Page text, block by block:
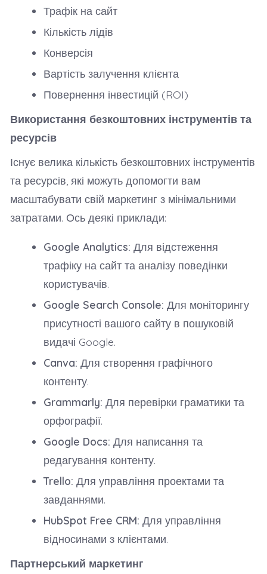
Трафік на сайт
Кількість лідів
Конверсія
Вартість залучення клієнта
Повернення інвестицій (ROI)
Використання безкоштовних інструментів та
ресурсів
Існує велика кількість безкоштовних інструментів
та ресурсів, які можуть допомогти вам
масштабувати свій маркетинг з мінімальними
затратами. Ось деякі приклади:
Google Analytics: Для відстеження
трафіку на сайт та аналізу поведінки
користувачів.
Google Search Console: Для моніторингу
присутності вашого сайту в пошуковій
видачі Google.
Canva: Для створення графічного
контенту.
Grammarly: Для перевірки граматики та
орфографії.
Google Docs: Для написання та
редагування контенту.
Trello: Для управління проектами та
завданнями.
HubSpot Free CRM: Для управління
відносинами з клієнтами.
Партнерський маркетинг